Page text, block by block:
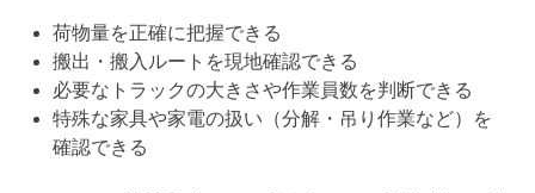
荷物量を正確に把握できる
搬出・搬入ルートを現地確認できる
必要なトラックの大きさや作業員数を判断できる
特殊な家具や家電の扱い（分解・吊り作業など）を
確認できる